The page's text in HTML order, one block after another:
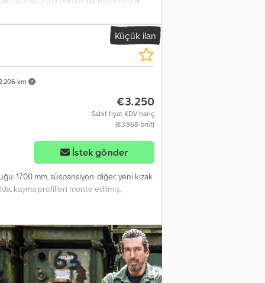
taşıma kapasitesi 724 kg'dır (her biri
Crjdoznn N Topfx Albof
Küçük ilan
km
€3.250
Sabit fiyat KDV hariç
(€3.868 brüt)
İstek gönder
1700 mm, süspansiyon: diğer, yeni kızak
kayma profilleri monte edilmiş,